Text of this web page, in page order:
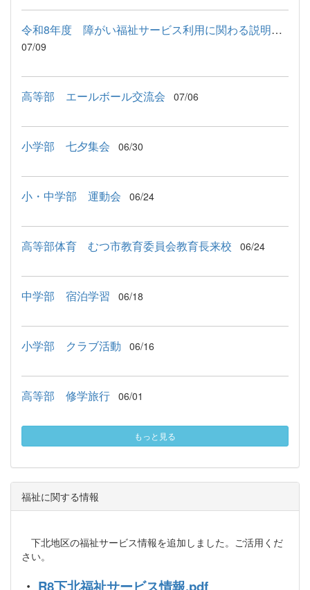
令和8年度 障がい福祉サービス利用に関わる説明会が行われました
07/09
高等部 エールボール交流会 07/06
小学部 七夕集会 06/30
小・中学部 運動会 06/24
高等部体育 むつ市教育委員会教育長来校 06/24
中学部 宿泊学習 06/18
小学部 クラブ活動 06/16
高等部 修学旅行 06/01
もっと見る
福祉に関する情報
下北地区の福祉サービス情報を追加しました。ご活用くだ
さい。